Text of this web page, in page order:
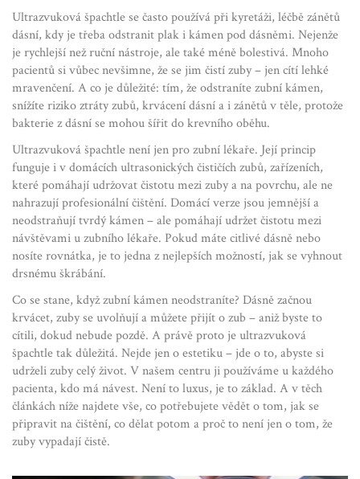
Ultrazvuková špachtle se často používá přikyretáži, léčbě zánětů
dásní, kdy je třeba odstranit plak i kámen pod dásněmi. Nejenže
je rychlejší než ruční nástroje, ale také méně bolestivá. Mnoho
pacientů si vůbec nevšimne, že se jim čistí zuby – jen cítí lehké
mravenčení. A co je důležité: tím, že odstraníte zubní kámen,
snížíte riziko ztráty zubů, krvácení dásní a i zánětů v těle, protože
bakterie z dásní se mohou šířit do krevního oběhu.
Ultrazvuková špachtle není jen pro zubní lékaře. Její princip
funguje i v domácíchultrasonických čističích zubů, zařízeních,
které pomáhají udržovat čistotu mezi zuby a na povrchu, ale ne
nahrazují profesionální čištění. Domácí verze jsou jemnější a
neodstraňují tvrdý kámen – ale pomáhají udržet čistotu mezi
návštěvami u zubního lékaře. Pokud máte citlivé dásně nebo
nosíte rovnátka, je to jedna z nejlepších možností, jak se vyhnout
drsnému škrábání.
Co se stane, když zubní kámen neodstraníte? Dásně začnou
krvácet, zuby se uvolňují a můžete přijít o zub – aniž byste to
cítili, dokud nebude pozdě. A právě proto je ultrazvuková
špachtle tak důležitá. Nejde jen o estetiku – jde o to, abyste si
udrželi zuby celý život. V našem centru ji používáme u každého
pacienta, kdo má návest. Není to luxus, je to základ. A v těch
článkách níže najdete vše, co potřebujete vědět o tom, jak se
připravit na čištění, co dělat potom a proč to není jen o tom, že
zuby vypadají čistě.